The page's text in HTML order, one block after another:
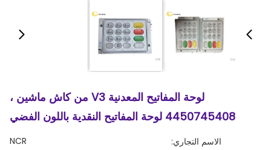
لوحة المفاتيح المعدنية V3 من كاش ماشين ،
4450745408 لوحة المفاتيح النقدية باللون الفضي
الاسم التجاري:
NCR